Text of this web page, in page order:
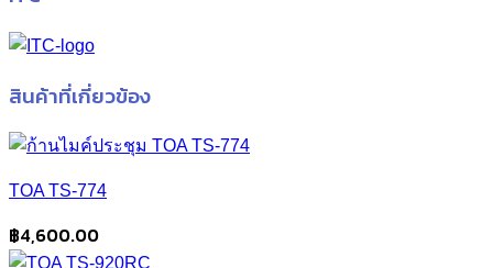
สินค้าที่เกี่ยวข้อง
TOA TS-774
฿4,600.00